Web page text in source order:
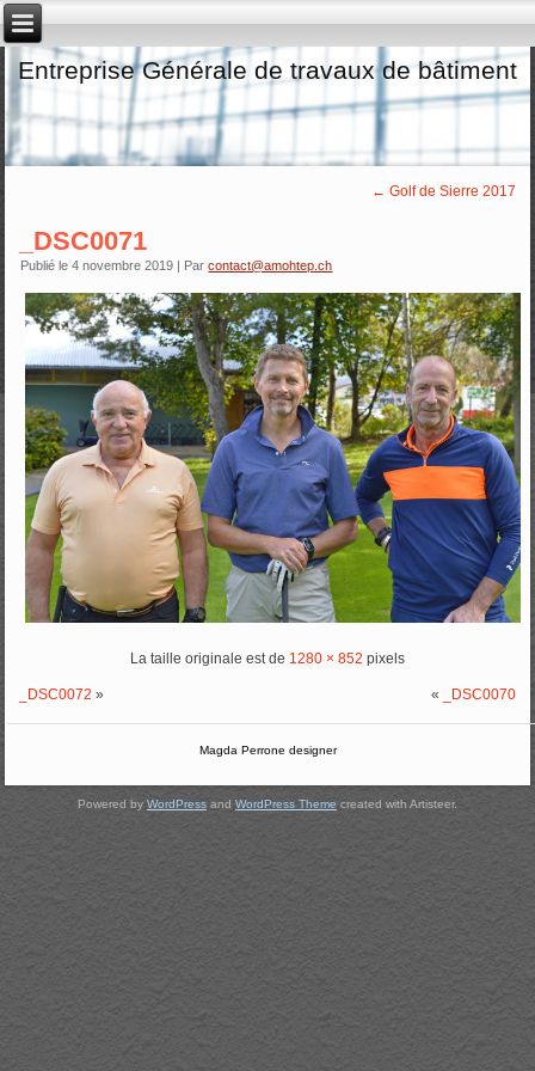
Entreprise Générale de travaux de bâtiment
← Golf de Sierre 2017
_DSC0071
Publié le 4 novembre 2019 | Par contact@amohtep.ch
La taille originale est de 1280 × 852 pixels
_DSC0072 » « _DSC0070
Magda Perrone designer
Powered by WordPress and WordPress Theme created with Artisteer.